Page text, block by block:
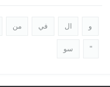
و ال في من
" سو